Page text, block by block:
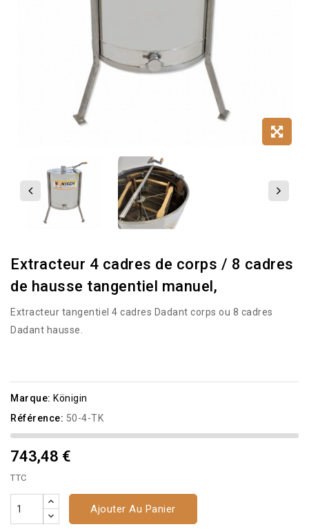
Extracteur 4 cadres de corps / 8 cadres
de hausse tangentiel manuel,
Extracteur tangentiel 4 cadres Dadant corps ou 8 cadres
Dadant hausse.
Marque: Königin
Référence: 50-4-TK
743,48 €
TTC
Ajouter Au Panier